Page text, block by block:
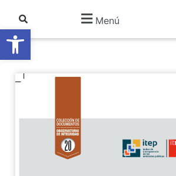
Abrir barra de
Menú